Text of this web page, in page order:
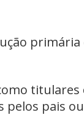
pelos pais